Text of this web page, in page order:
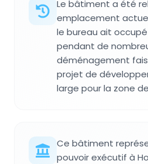
Le bâtiment a été
emplacement
le bureau ait
pendant de
déménagement
projet de
large pour la zone
Ce bâtiment
pouvoir exécutif à